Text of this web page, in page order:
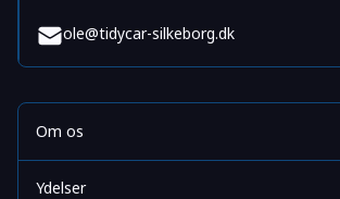
ole@tidycar-silkeborg.dk
Om os
Ydelser